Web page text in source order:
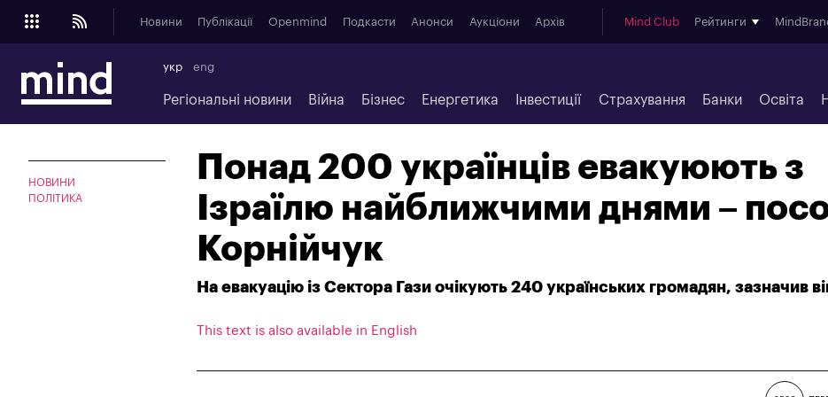
Новини Публікації Openmind Подкасти Анонси Аукціони Архів Mind Club Рейтинги
укр eng
Регіональні новини Війна Бізнес Енергетика Інвестиції Страхування Банки Освіта
НОВИНИ
ПОЛІТИКА
Понад 200 українців евакуюють з
Ізраїлю найближчими днями –
Корнійчук
На евакуацію із Сектора Гази очікують 240 українських громадян, зазначив
This text is also available in English